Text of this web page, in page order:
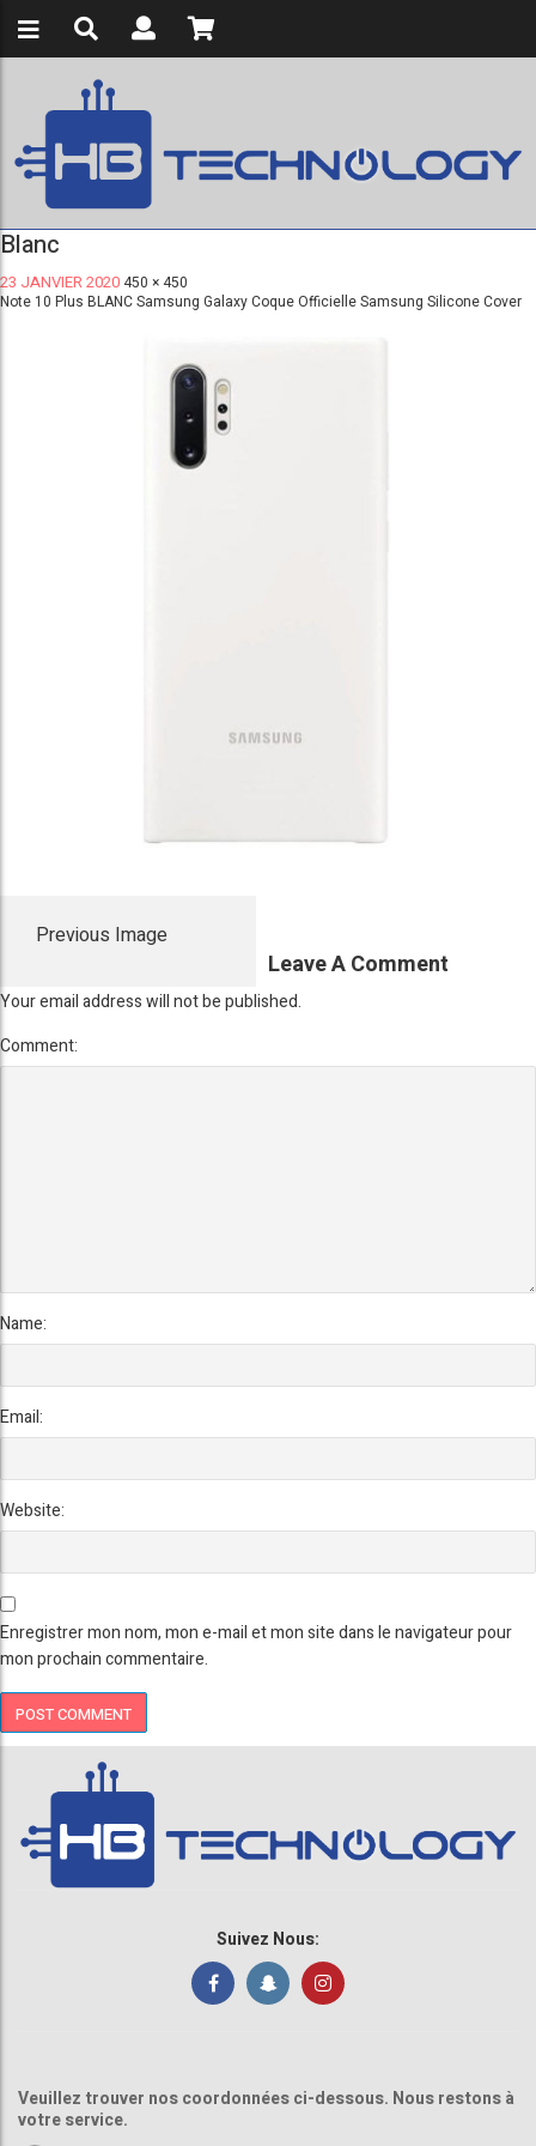
Blanc
23 JANVIER 2020 450 × 450
Note 10 Plus BLANC Samsung Galaxy Coque Officielle Samsung Silicone Cover
Previous Image
Leave A Comment
Your email address will not be published.
Comment:
Name:
Email:
Website:
Enregistrer mon nom, mon e-mail et mon site dans le navigateur pour
mon prochain commentaire.
Suivez Nous:
Veuillez trouver nos coordonnées ci-dessous. Nous restons à
votre service.